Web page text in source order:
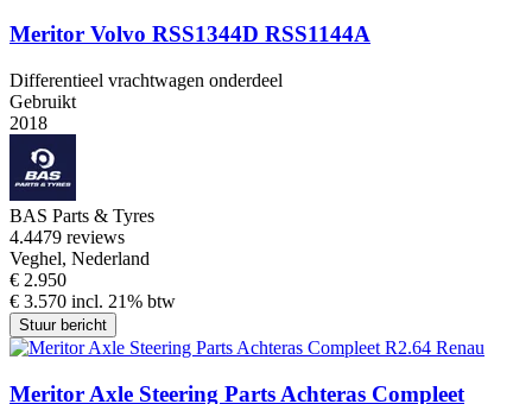
Meritor Volvo RSS1344D RSS1144A
Differentieel vrachtwagen onderdeel
Gebruikt
2018
BAS Parts & Tyres
4.4479 reviews
Veghel, Nederland
€ 2.950
€ 3.570 incl. 21% btw
Stuur bericht
Meritor Axle Steering Parts Achteras Compleet